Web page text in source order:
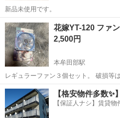
新品未使用です。
佐賀 佐賀市 佐賀駅
花嫁YT-120 ファン
2,500円
本牟田部駅
レギュラーファン３個セット。 破損等
す光ります。 箱は痛みありです。そこ
佐賀 唐津市 本牟田部駅 PC
【格安物件多数
【保証人ナシ】賃貸物